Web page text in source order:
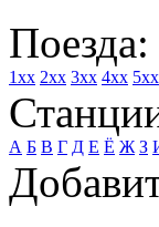
Поезда:
1xx 2xx 3xx 4xx 5xx
А Б В Г Д Е Ё Ж З